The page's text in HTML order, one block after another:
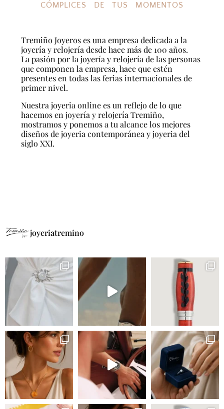
CÓMPLICES DE TUS MOMENTOS
Tremiño Joyeros es una empresa dedicada a la
joyería y relojería desde hace más de 100 años.
La pasión por la joyería y relojería de las personas
que componen la empresa, hace que estén
presentes en todas las ferias internacionales de
primer nivel.
Nuestra joyeria online es un reflejo de lo que
hacemos en joyería y relojería Tremiño,
mostramos y ponemos a tu alcance los mejores
diseños de joyeria contemporánea y joyeria del
siglo XXI.
joyeriatremino